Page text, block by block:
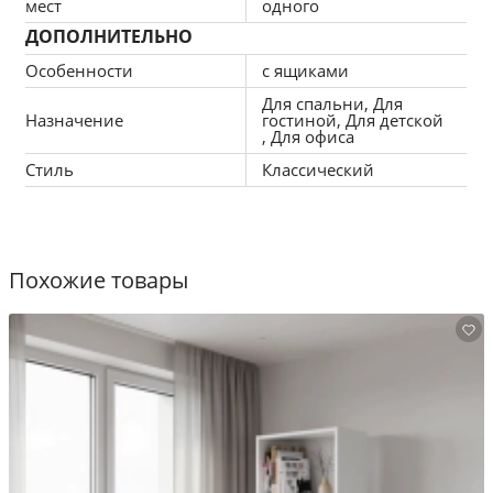
мест одного
ДОПОЛНИТЕЛЬНО
Особенности с ящиками
Назначение
Для спальни, Для
гостиной, Для детской
, Для офиса
Стиль
Классический
Похожие товары